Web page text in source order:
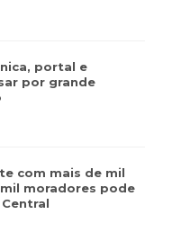
portal e
por grande
com mais de mil
moradores pode